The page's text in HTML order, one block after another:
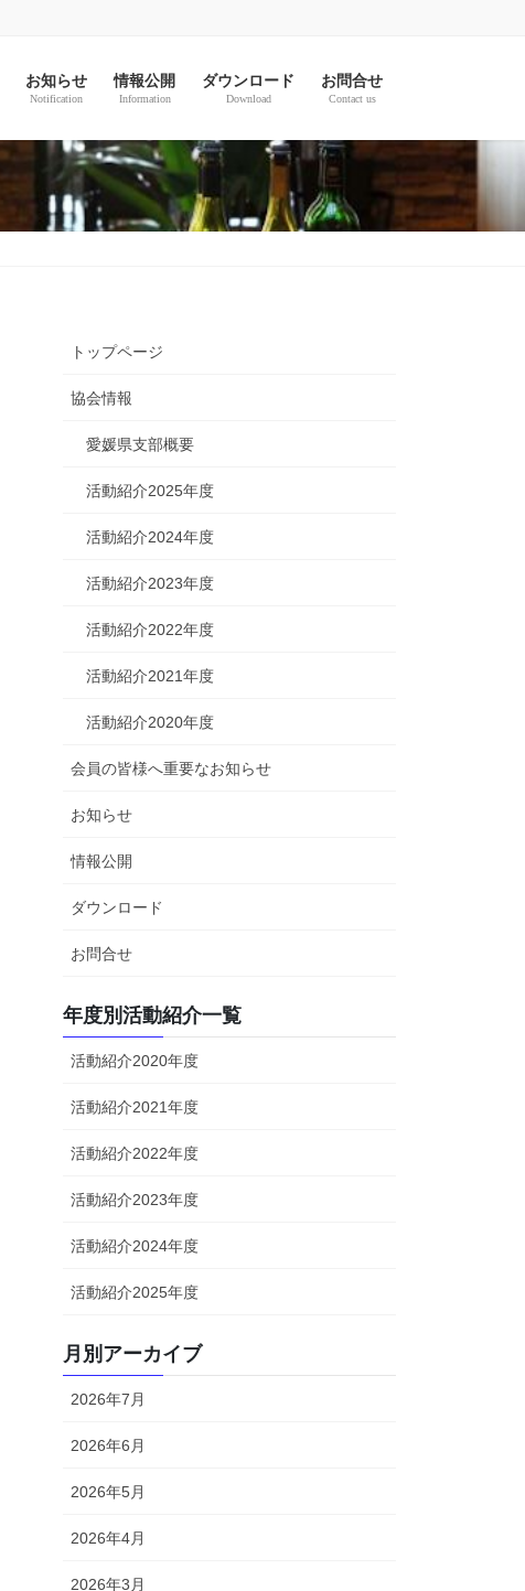
お知らせ
Notification
情報公開
Information
ダウンロード
Download
お問合せ
Contact us
トップページ
協会情報
愛媛県支部概要
活動紹介2025年度
活動紹介2024年度
活動紹介2023年度
活動紹介2022年度
活動紹介2021年度
活動紹介2020年度
会員の皆様へ重要なお知らせ
お知らせ
情報公開
ダウンロード
お問合せ
年度別活動紹介一覧
活動紹介2020年度
活動紹介2021年度
活動紹介2022年度
活動紹介2023年度
活動紹介2024年度
活動紹介2025年度
月別アーカイブ
2026年7月
2026年6月
2026年5月
2026年4月
2026年3月